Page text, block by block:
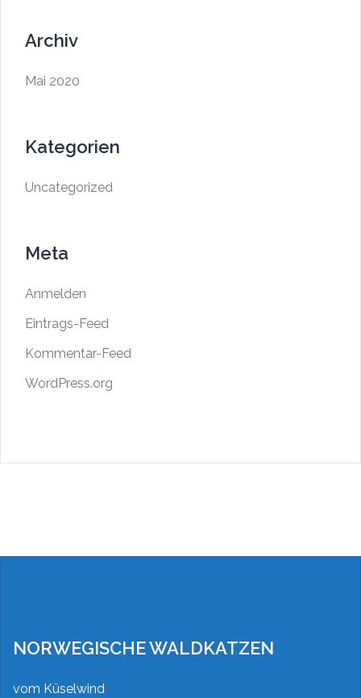
Archiv
Mai 2020
Kategorien
Uncategorized
Meta
Anmelden
Eintrags-Feed
Kommentar-Feed
WordPress.org
NORWEGISCHE WALDKATZEN
vom Küselwind